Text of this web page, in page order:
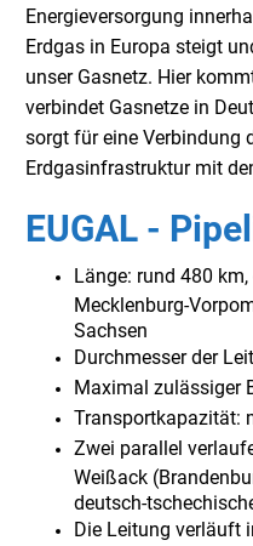
Energieversorgung
Erdgas in Europa steigt
unser Gasnetz. Hier
verbindet Gasnetze in
sorgt für eine Verbindung
Erdgasinfrastruktur mit
EUGAL -
Länge: rund 480
Mecklenburg-
Sachsen
Durchmesser der
Maximal zulässiger
Transportkapazität:
Zwei parallel
Weißack
deutsch-
Die Leitung verläuft